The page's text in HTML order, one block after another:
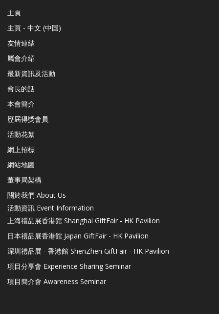
主頁
主頁 - 中文 (中国)
友情連結
屬會介紹
最新資訊及活動
會長的話
本會簡介
歷屆得獎會員
活動花絮
網上招標
網站地圖
董事局架構
關於我們 About Us
活動資訊 Event Information
上海禮品展香港館 Shanghai GiftFair - HK Pavilion
日本禮品展香港館 Japan GiftFair - HK Pavilion
深圳禮品展 - 香港館 ShenZhen GiftFair - HK Pavilion
項目分享會 Experience Sharing Seminar
項目簡介會 Awareness Seminar